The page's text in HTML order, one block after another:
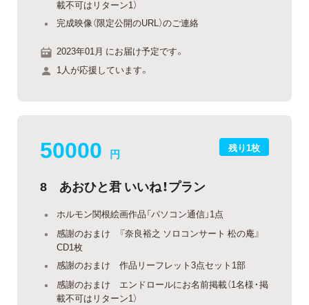
載不可はリターン1）
完成映像（限定公開のURL）のご連絡
2023年01月 にお届け予定です。
1人が応援しています。
残り1枚
50000 円
8 あおひと君 いいね！プラン
ホルモン関根絵画作品「パソコン通信」1点
感謝のおまけ 『奈良裕之 ソロコンサート 松の庵』
CD1枚
感謝のおまけ 作品リーフレット3点セット1部
感謝のおまけ エンドロールにお名前掲載（1名様・掲
載不可はリターン1）